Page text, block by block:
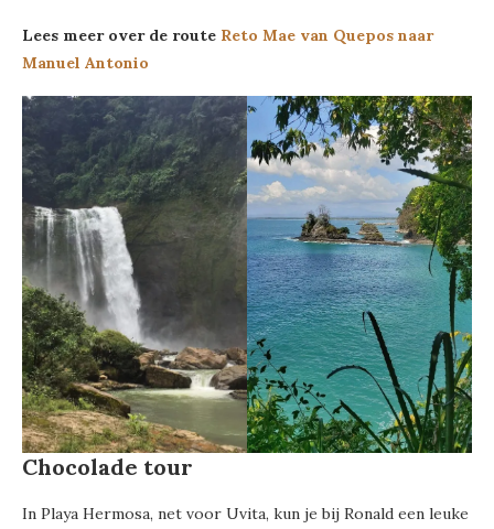
Lees meer over de route Reto Mae van Quepos naar
Manuel Antonio
Chocolade tour
In Playa Hermosa, net voor Uvita, kun je bij Ronald een leuke